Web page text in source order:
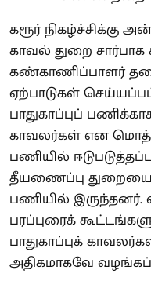
கரூர் நிகழ்ச்சிக்கு
காவல் துறை
கண்காணிப்பாளர்
ஏற்பாடுகள்
பாதுகாப்புப்
காவலர்கள் என மொத்தம்
பணியில்
தீயணைப்பு
பணியில் இருந்தனர்.
பரப்புரைக்
பாதுகாப்புக்
அதிகமாகவே